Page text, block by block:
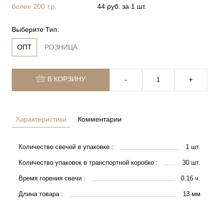
более 200 т.р.
44 руб. за 1 шт.
Выберите Тип:
ОПТ РОЗНИЦА
В КОРЗИНУ ‐ +
Характеристики
Количество свечей в упаковке : 1 шт.
Количество упаковок в транспортной коробке : 30 шт.
Время горения свечи : 0.16 ч.
Длина товара : 13 мм
Комментарии